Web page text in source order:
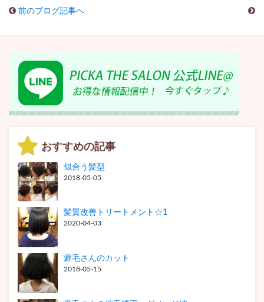
前のブログ記事へ
おすすめの記事
似合う髪型
2018-05-05
髪質改善トリートメント☆1
2020-04-03
癖毛さんのカット
2018-05-15